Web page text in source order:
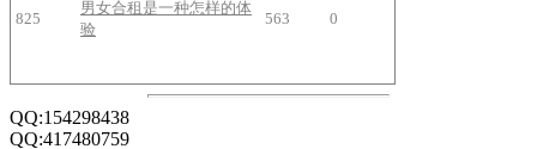
825
男女合租是一种怎样的体
验
563 0
QQ:154298438
QQ:417480759